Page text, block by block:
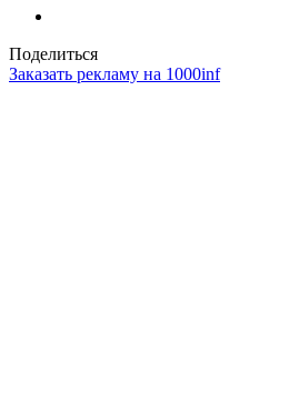
Поделиться
Заказать рекламу на 1000inf